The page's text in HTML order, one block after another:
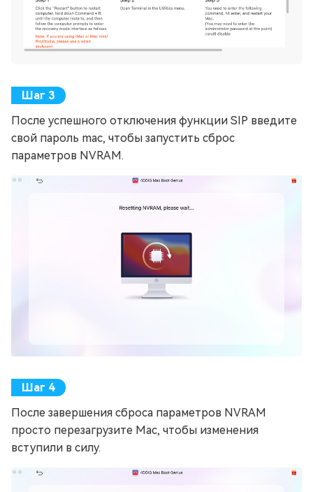
После успешного отключения функции SIP введите
свой пароль mac, чтобы запустить сброс
параметров NVRAM.
После завершения сброса параметров NVRAM
просто перезагрузите Mac, чтобы изменения
вступили в силу.